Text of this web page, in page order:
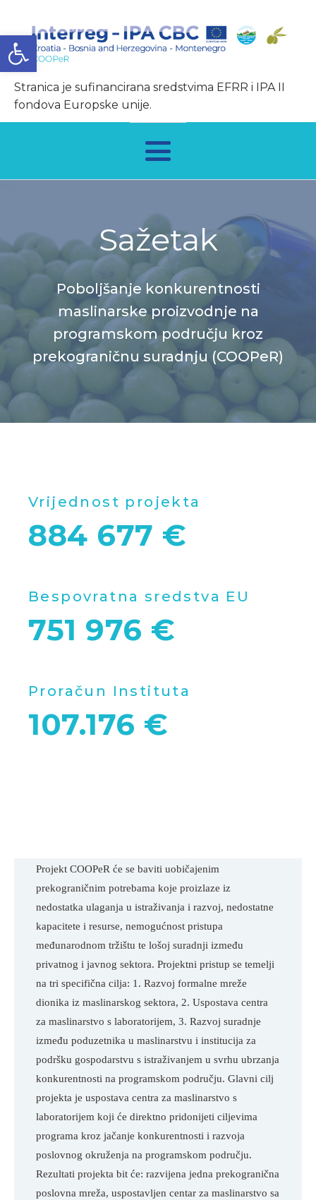
Open toolbar
Stranica je sufinancirana sredstvima EFRR i IPA II
fondova Europske unije.
Sažetak
Poboljšanje konkurentnosti
maslinarske proizvodnje na
programskom području kroz
prekograničnu suradnju (COOPeR)
Vrijednost projekta
884 677 €
Bespovratna sredstva EU
751 976 €
Proračun Instituta
107.176 €
Projekt COOPeR će se baviti uobičajenim
prekograničnim potrebama koje proizlaze iz
nedostatka ulaganja u istraživanja i razvoj, nedostatne
kapacitete i resurse, nemogućnost pristupa
međunarodnom tržištu te lošoj suradnji između
privatnog i javnog sektora. Projektni pristup se temelji
na tri specifična cilja: 1. Razvoj formalne mreže
dionika iz maslinarskog sektora, 2. Uspostava centra
za maslinarstvo s laboratorijem, 3. Razvoj suradnje
između poduzetnika u maslinarstvu i institucija za
podršku gospodarstvu s istraživanjem u svrhu ubrzanja
konkurentnosti na programskom području. Glavni cilj
projekta je uspostava centra za maslinarstvo s
laboratorijem koji će direktno pridonijeti ciljevima
programa kroz jačanje konkurentnosti i razvoja
poslovnog okruženja na programskom području.
Rezultati projekta bit će: razvijena jedna prekogranična
poslovna mreža, uspostavljen centar za maslinarstvo sa